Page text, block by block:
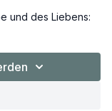
und des Liebens:
verliebt”, “ich liebe
Thema Liebe.